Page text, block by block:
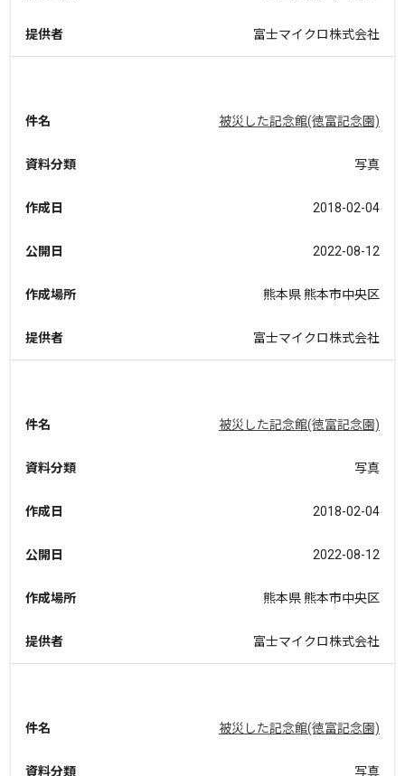
提供者 富士マイクロ株式会社
件名 被災した記念館(徳富記念園)
資料分類 写真
作成日 2018-02-04
公開日 2022-08-12
作成場所 熊本県 熊本市中央区
提供者 富士マイクロ株式会社
件名 被災した記念館(徳富記念園)
資料分類 写真
作成日 2018-02-04
公開日 2022-08-12
作成場所 熊本県 熊本市中央区
提供者 富士マイクロ株式会社
件名 被災した記念館(徳富記念園)
資料分類 写真